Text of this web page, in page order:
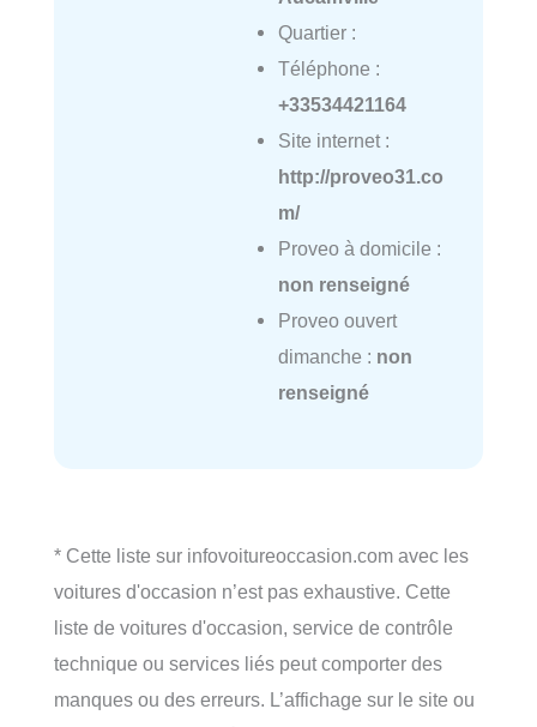
Quartier :
Téléphone :
+33534421164
Site internet :
http://proveo31.co
m/
Proveo à domicile :
non renseigné
Proveo ouvert
dimanche : non
renseigné
* Cette liste sur infovoitureoccasion.com avec les
voitures d'occasion n’est pas exhaustive. Cette
liste de voitures d'occasion, service de contrôle
technique ou services liés peut comporter des
manques ou des erreurs. L’affichage sur le site ou